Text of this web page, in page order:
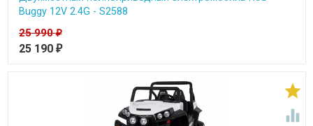
Buggy 12V 2.4G - S2588
25 990₽
25 190 ₽

